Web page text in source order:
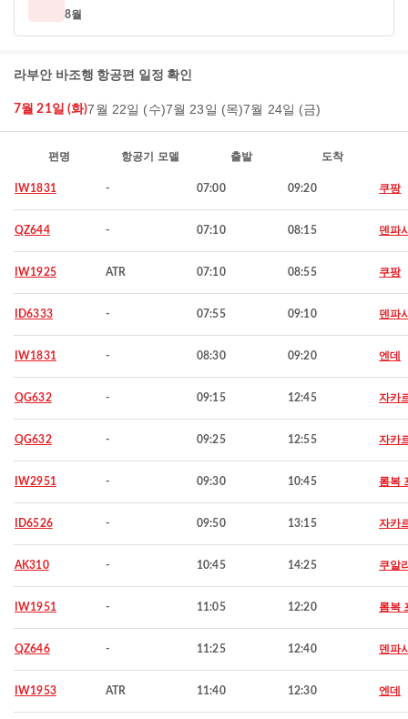
8월
라부안 바조행 항공편 일정 확인
7월 21일 (화)7월 22일 (수)7월 23일 (목)7월 24일 (금)
편명 항공기 모델 출발 도착
IW1831 - 07:00 09:20 쿠팡
QZ644 - 07:10 08:15 덴파
IW1925 ATR 07:10 08:55 쿠팡
ID6333 - 07:55 09:10 덴파
IW1831 - 08:30 09:20 엔데
QG632 - 09:15 12:45 자카
QG632 - 09:25 12:55 자카
IW2951 - 09:30 10:45 롬복
ID6526 - 09:50 13:15 자카
AK310 - 10:45 14:25 쿠알
IW1951 - 11:05 12:20 롬복
QZ646 - 11:25 12:40 덴파
IW1953 ATR 11:40 12:30 엔데